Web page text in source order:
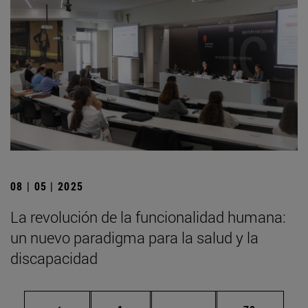
08 | 05 | 2025
La revolución de la funcionalidad humana:
un nuevo paradigma para la salud y la
discapacidad